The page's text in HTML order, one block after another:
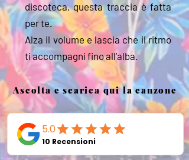
discoteca, questa traccia è fatta
per te.
Alza il volume e lascia che il ritmo
ti accompagni fino all’alba.
Ascolta e scarica qui la canzone